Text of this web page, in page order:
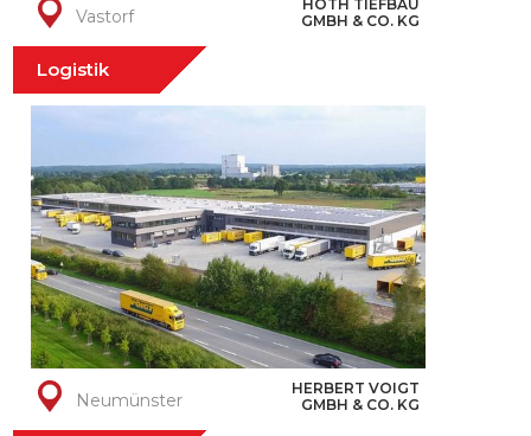
Vastorf
HOTH TIEFBAU
GMBH & CO. KG
Logistik
Neumünster
HERBERT VOIGT
GMBH & CO. KG